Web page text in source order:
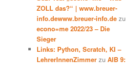
ZOLL das?“ | www.breuer-
info.dewww.breuer-info.de zu
econo=me 2022/23 – Die
Sieger
Links: Python, Scratch, KI –
LehrerInnenZimmer zu AIB 9: